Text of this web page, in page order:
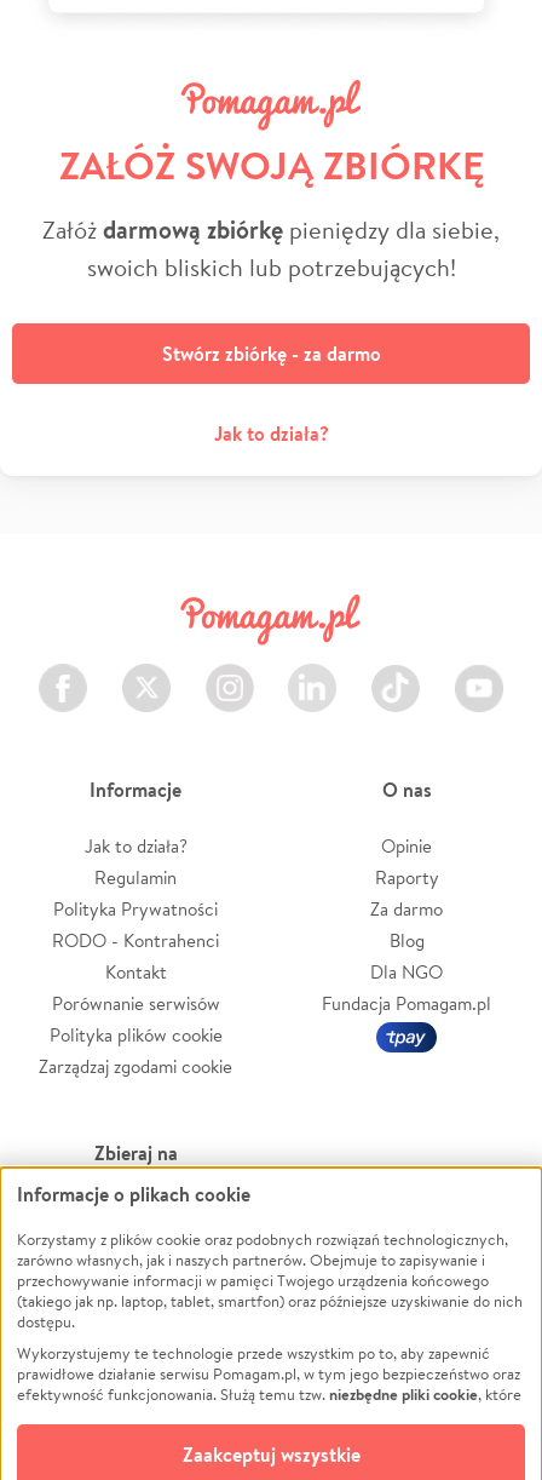
ZAŁÓŻ SWOJĄ ZBIÓRKĘ
Załóżdarmową zbiórkę pieniędzy dla siebie,
swoich bliskich lub potrzebujących!
Stwórz zbiórkę - za darmo
Jak to działa?
Facebook Twitter Instagram LinkedIn TikTok Youtube
Informacje
Jak to działa?
Regulamin
Polityka Prywatności
RODO - Kontrahenci
Kontakt
Porównanie serwisów
Polityka plików cookie
Zarządzaj zgodami cookie
O nas
Opinie
Raporty
Za darmo
Blog
Dla NGO
Fundacja Pomagam.pl
Zbieraj na
Leczenie
Zwierzęta
Pożar
Ukraina
Pomoc Finansowa
Projekty
Pogrzeb
Społeczność lokalna
Powódź
Wichura
NGO
Edukacja
Podróż
Impreza
Ochrona środowiska
Informacje o plikach cookie
Korzystamy z plików cookie oraz podobnych rozwiązań technologicznych,
zarówno własnych, jak i naszych partnerów. Obejmuje to zapisywanie i
przechowywanie informacji w pamięci Twojego urządzenia końcowego
(takiego jak np. laptop, tablet, smartfon) oraz późniejsze uzyskiwanie do nich
dostępu.
Wykorzystujemy te technologie przede wszystkim po to, aby zapewnić
prawidłowe działanie serwisu Pomagam.pl, w tym jego bezpieczeństwo oraz
efektywność funkcjonowania. Służą temu tzw.niezbędne pliki cookie, które
opcjonalnych plików cookie
technologii do celów analitycznych i retargetingowych. Możesz wyrazić
Zaakceptuj wszystkie